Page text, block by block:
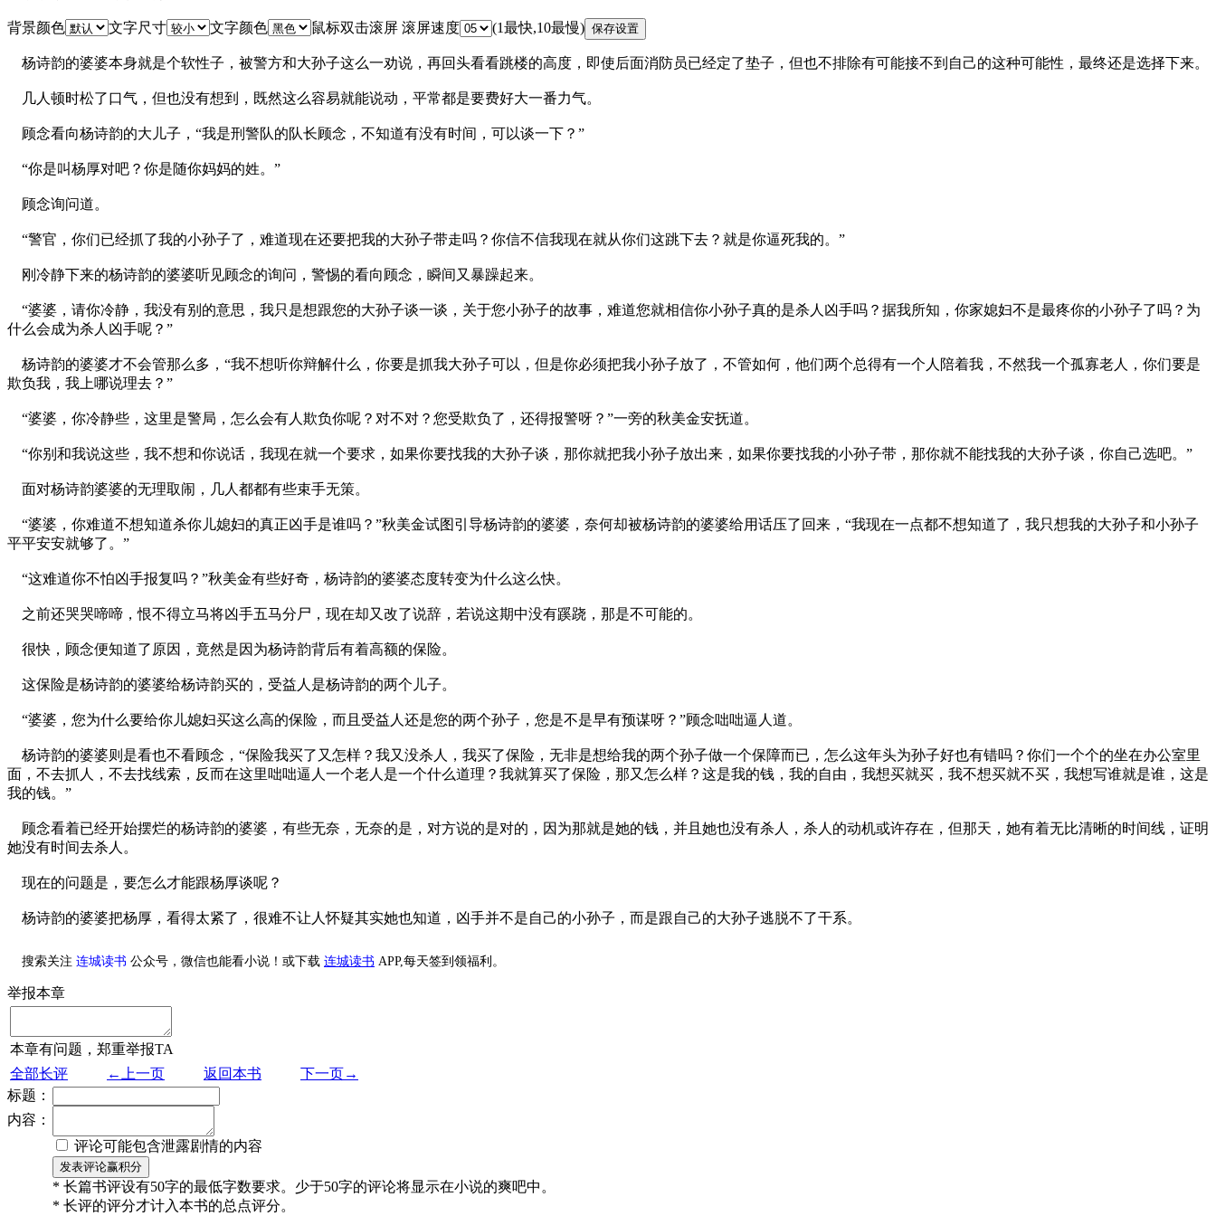
背景颜色 文字尺寸 文字颜色 鼠标双击滚屏 滚屏速度 (1最快,10最慢)
杨诗韵的婆婆本身就是个软性子，被警方和大孙子这么一劝说，再回头看看跳楼的高度，即使后面消防员已经定了垫子，但也不排除有可能接不到自己的这种可能性，最终还是选择下来。
几人顿时松了口气，但也没有想到，既然这么容易就能说动，平常都是要费好大一番力气。
顾念看向杨诗韵的大儿子，“我是刑警队的队长顾念，不知道有没有时间，可以谈一下？”
“你是叫杨厚对吧？你是随你妈妈的姓。”
顾念询问道。
“警官，你们已经抓了我的小孙子了，难道现在还要把我的大孙子带走吗？你信不信我现在就从你们这跳下去？就是你逼死我的。”
刚冷静下来的杨诗韵的婆婆听见顾念的询问，警惕的看向顾念，瞬间又暴躁起来。
“婆婆，请你冷静，我没有别的意思，我只是想跟您的大孙子谈一谈，关于您小孙子的故事，难道您就相信你小孙子真的是杀人凶手吗？据我所知，你家媳妇不是最疼你的小孙子了吗？为
什么会成为杀人凶手呢？”
杨诗韵的婆婆才不会管那么多，“我不想听你辩解什么，你要是抓我大孙子可以，但是你必须把我小孙子放了，不管如何，他们两个总得有一个人陪着我，不然我一个孤寡老人，你们要是
欺负我，我上哪说理去？”
“婆婆，你冷静些，这里是警局，怎么会有人欺负你呢？对不对？您受欺负了，还得报警呀？”一旁的秋美金安抚道。
“你别和我说这些，我不想和你说话，我现在就一个要求，如果你要找我的大孙子谈，那你就把我小孙子放出来，如果你要找我的小孙子带，那你就不能找我的大孙子谈，你自己选吧。”
面对杨诗韵婆婆的无理取闹，几人都都有些束手无策。
“婆婆，你难道不想知道杀你儿媳妇的真正凶手是谁吗？”秋美金试图引导杨诗韵的婆婆，奈何却被杨诗韵的婆婆给用话压了回来，“我现在一点都不想知道了，我只想我的大孙子和小孙子
平平安安就够了。”
“这难道你不怕凶手报复吗？”秋美金有些好奇，杨诗韵的婆婆态度转变为什么这么快。
之前还哭哭啼啼，恨不得立马将凶手五马分尸，现在却又改了说辞，若说这期中没有蹊跷，那是不可能的。
很快，顾念便知道了原因，竟然是因为杨诗韵背后有着高额的保险。
这保险是杨诗韵的婆婆给杨诗韵买的，受益人是杨诗韵的两个儿子。
“婆婆，您为什么要给你儿媳妇买这么高的保险，而且受益人还是您的两个孙子，您是不是早有预谋呀？”顾念咄咄逼人道。
杨诗韵的婆婆则是看也不看顾念，“保险我买了又怎样？我又没杀人，我买了保险，无非是想给我的两个孙子做一个保障而已，怎么这年头为孙子好也有错吗？你们一个个的坐在办公室里
面，不去抓人，不去找线索，反而在这里咄咄逼人一个老人是一个什么道理？我就算买了保险，那又怎么样？这是我的钱，我的自由，我想买就买，我不想买就不买，我想写谁就是谁，这是
我的钱。”
顾念看着已经开始摆烂的杨诗韵的婆婆，有些无奈，无奈的是，对方说的是对的，因为那就是她的钱，并且她也没有杀人，杀人的动机或许存在，但那天，她有着无比清晰的时间线，证明
她没有时间去杀人。
现在的问题是，要怎么才能跟杨厚谈呢？
杨诗韵的婆婆把杨厚，看得太紧了，很难不让人怀疑其实她也知道，凶手并不是自己的小孙子，而是跟自己的大孙子逃脱不了干系。
搜索关注 连城读书 公众号，微信也能看小说！或下载 连城读书 APP,每天签到领福利。
举报本章
本章有问题，郑重举报TA
全部长评
←上一页 返回本书
下一页→
标题：
内容：
评论可能包含泄露剧情的内容
* 长篇书评设有50字的最低字数要求。少于50字的评论将显示在小说的爽吧中。
* 长评的评分才计入本书的总点评分。